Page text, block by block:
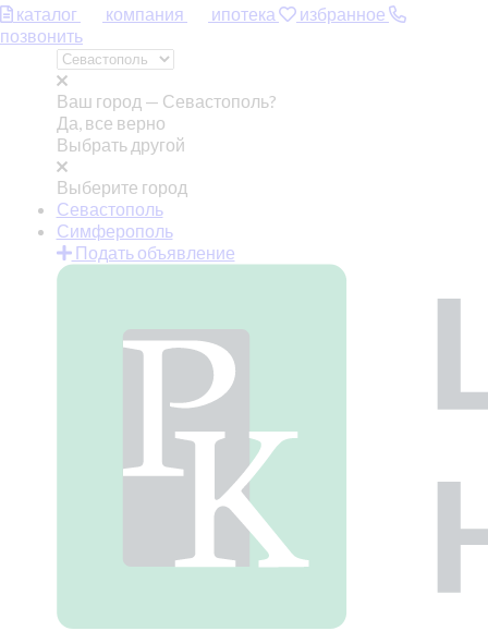
каталог компания ипотека
избранное
позвонить
Ваш город — Севастополь?
Да, все верно
Выбрать другой
Выберите город
Севастополь
Симферополь
Подать объявление